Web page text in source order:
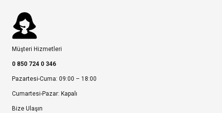
Müşteri Hizmetleri
0 850 724 0 346
Pazartesi-Cuma: 09:00 – 18:00
Cumartesi-Pazar: Kapalı
Bize Ulaşın